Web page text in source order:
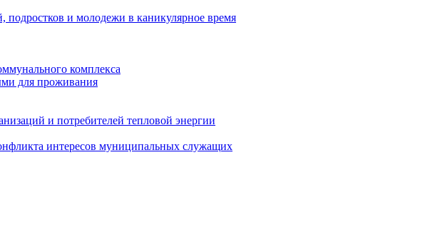
подростков и молодежи в каникулярное время
комплекса
для проживания
и потребителей тепловой энергии
интересов муниципальных служащих